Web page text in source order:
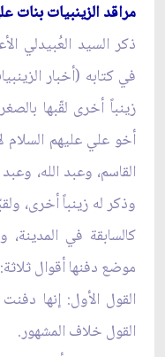
مراقد الزينبيات بنات
في كتابه (أخبار
زينباً أخرى لقّبها
أخو علي عليهم السلام
القاسم، وعبد الله،
كالسابقة في
موضع دفنها أقوال ثلاثة:
القول الأول: إنها
القول خلاف المشهور.